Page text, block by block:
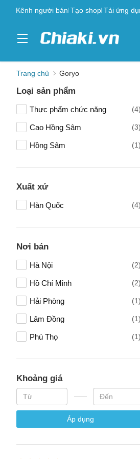
Kênh người bán Tạo shop Tải ứng
Trang chủ Goryo
Loại sản phẩm
Thực phẩm chức năng (4)
Cao Hồng Sâm (3)
Hồng Sâm (1)
Xuất xứ
Hàn Quốc (4)
Nơi bán
Hà Nội (2)
Hồ Chí Minh (2)
Hải Phòng (1)
Lâm Đồng (1)
Phú Thọ (1)
Khoảng giá
Áp dụng